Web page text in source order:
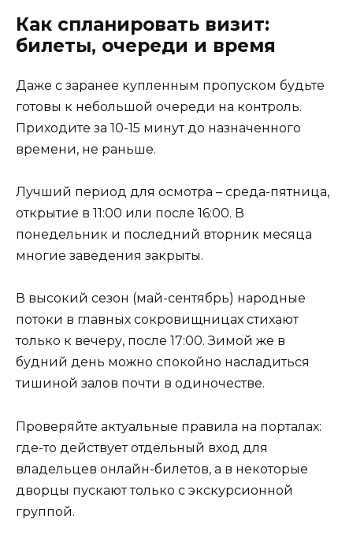
Как спланировать визит:
билеты, очереди и время
Даже с заранее купленным пропуском будьте
готовы к небольшой очереди на контроль.
Приходите за 10-15 минут до назначенного
времени, не раньше.
Лучший период для осмотра – среда-пятница,
открытие в 11:00 или после 16:00. В
понедельник и последний вторник месяца
многие заведения закрыты.
В высокий сезон (май-сентябрь) народные
потоки в главных сокровищницах стихают
только к вечеру, после 17:00. Зимой же в
будний день можно спокойно насладиться
тишиной залов почти в одиночестве.
Проверяйте актуальные правила на порталах:
где-то действует отдельный вход для
владельцев онлайн-билетов, а в некоторые
дворцы пускают только с экскурсионной
группой.